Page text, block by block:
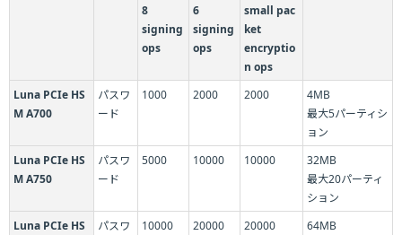
8
signing
ops
6
signing
ops
small pac
ket
encryptio
n ops
Luna PCIe HS
M A700
パスワ
ード
1000 2000 2000
4MB
最大5パーティシ
ョン
Luna PCIe HS
M A750
パスワ
ード
5000 10000 10000
32MB
最大20パーティ
ション
Luna PCIe HS
パスワ
10000 20000 20000
64MB